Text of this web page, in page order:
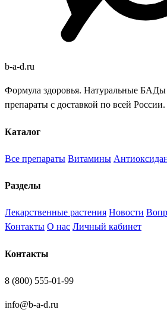
b-a-d.ru
Формула здоровья. Натуральные
препараты с доставкой по всей России.
Каталог
Все препараты Витамины
Разделы
Лекарственные растения Новости
Контакты О нас Личный кабинет
Контакты
8 (800) 555-01-99
info@b-a-d.ru